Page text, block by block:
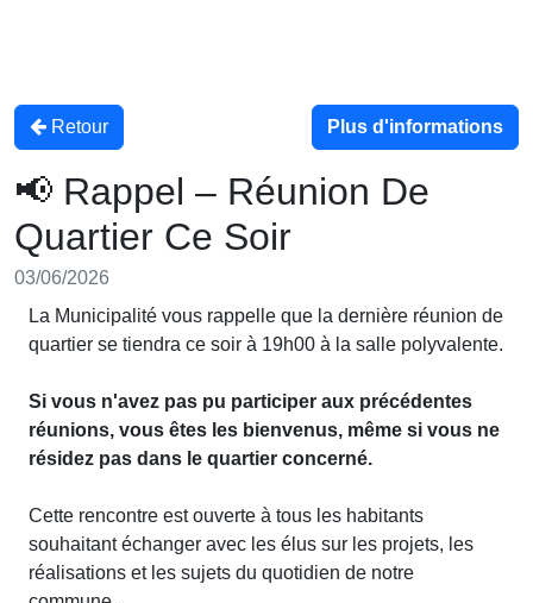
Retour Plus d'informations
📢 Rappel – Réunion De
Quartier Ce Soir
03/06/2026
La Municipalité vous rappelle que la dernière réunion de
quartier se tiendra ce soir à 19h00 à la salle polyvalente.
Si vous n'avez pas pu participer aux précédentes
réunions, vous êtes les bienvenus, même si vous ne
résidez pas dans le quartier concerné.
Cette rencontre est ouverte à tous les habitants
souhaitant échanger avec les élus sur les projets, les
réalisations et les sujets du quotidien de notre